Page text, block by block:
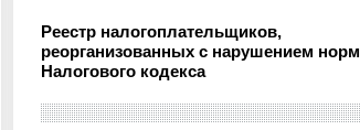
Реестр налогоплательщиков,
реорганизованных с нарушением норм
Налогового кодекса